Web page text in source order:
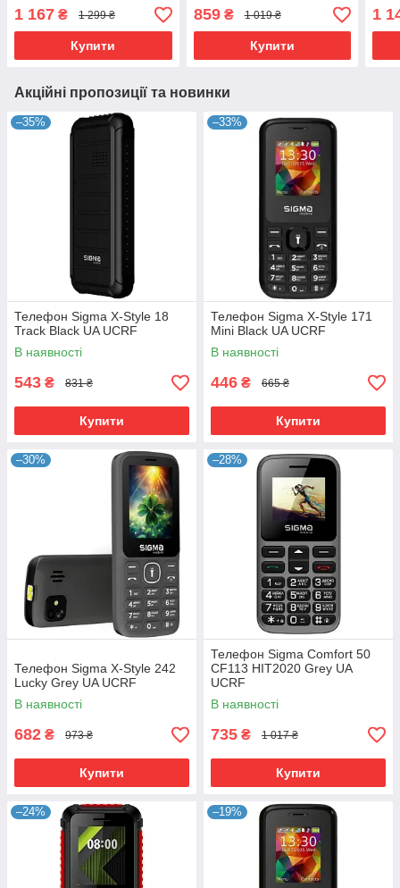
1 167 ₴ 1 299 ₴
Купити
859₴ 1 019 ₴
Купити
1
Акційні пропозиції та новинки
–35%
Телефон Sigma X-Style 18
Track Black UA UCRF
В наявності
543 ₴ 831 ₴
Купити
–33%
Телефон Sigma X-Style 171
Mini Black UA UCRF
В наявності
446 ₴ 665 ₴
Купити
–30%
Телефон Sigma X-Style 242
Lucky Grey UA UCRF
В наявності
682 ₴ 973 ₴
Купити
–28%
Телефон Sigma Comfort 50
CF113 HIT2020 Grey UA
UCRF
В наявності
735 ₴ 1 017 ₴
Купити
–24% –19%